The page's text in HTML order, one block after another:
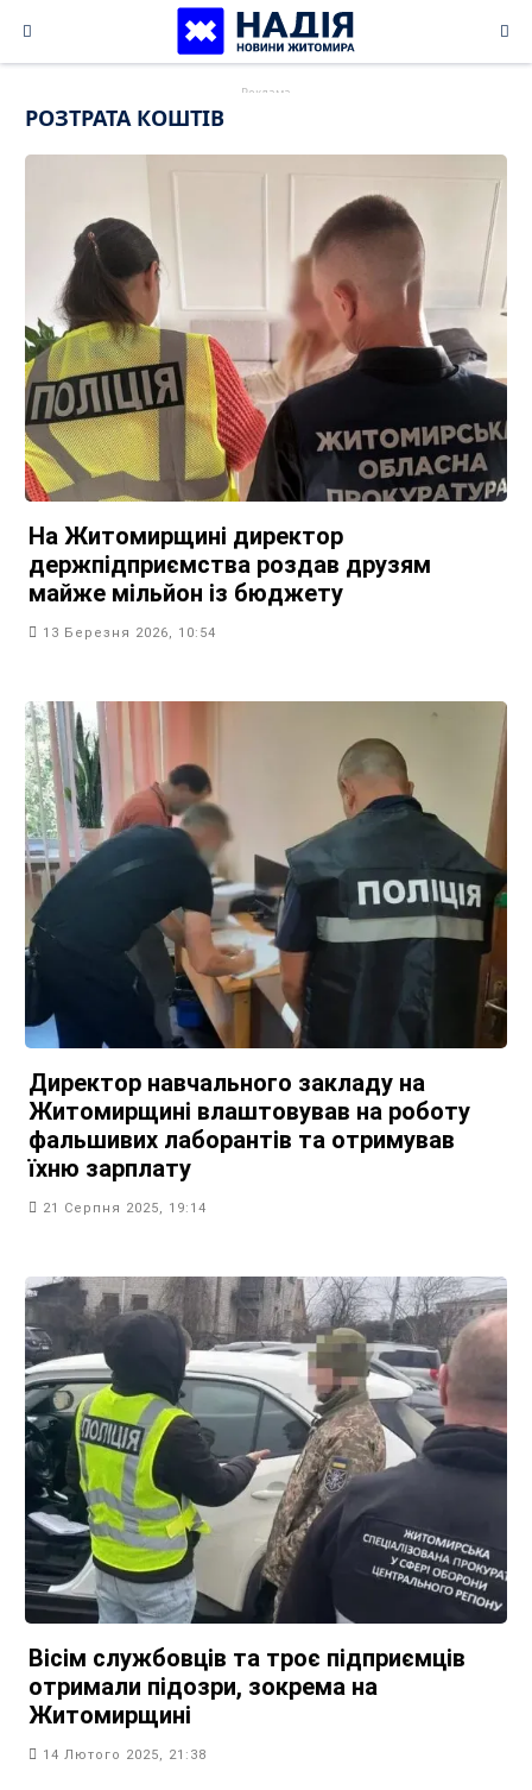
content
РОЗТРАТА КОШТІВ
На Житомирщині директор
держпідприємства роздав друзям
майже мільйон із бюджету
13 Березня 2026, 10:54
Директор навчального закладу на
Житомирщині влаштовував на роботу
фальшивих лаборантів та отримував
їхню зарплату
21 Серпня 2025, 19:14
Вісім службовців та троє підприємців
отримали підозри, зокрема на
Житомирщині
14 Лютого 2025, 21:38